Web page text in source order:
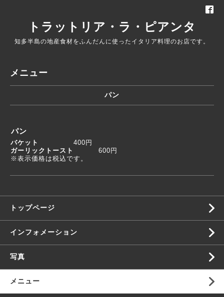
トラットリア・ラ・ピアンタ
知多半島の地産食材をふんだんに使ったイタリア料理のお店です。
メニュー
パン
パン
バケット 400 円
ガーリックトースト
600 円
※表示価格は税込です。
トップページ
インフォメーション
写真
メニュー